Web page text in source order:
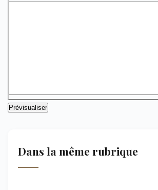
Dans la même rubrique